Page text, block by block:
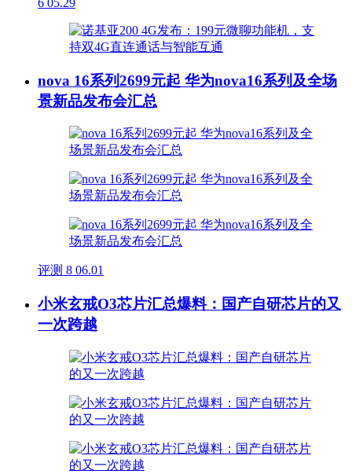
nova 16系列2699元起 华为nova16系列及全场
景新品发布会汇总
评测 8 06.01
小米玄戒O3芯片汇总爆料：国产自研芯片的又
一次跨越